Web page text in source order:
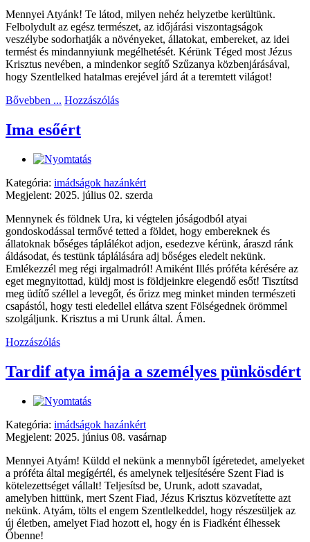
Mennyei Atyánk! Te látod, milyen nehéz helyzetbe kerültünk.
Felbolydult az egész természet, az időjárási viszontagságok
veszélybe sodorhatják a növényeket, állatokat, embereket, az idei
termést és mindannyiunk megélhetését. Kérünk Téged most Jézus
Krisztus nevében, a mindenkor segítő Szűzanya közbenjárásával,
hogy Szentlelked hatalmas erejével járd át a teremtett világot!
Bővebben ... Hozzászólás
Ima esőért
Kategória: imádságok hazánkért
Megjelent: 2025. július 02. szerda
Mennynek és földnek Ura, ki végtelen jóságodból atyai
gondoskodással termővé tetted a földet, hogy embereknek és
állatoknak bőséges táplálékot adjon, esedezve kérünk, áraszd ránk
áldásodat, és testünk táplálására adj bőséges eledelt nekünk.
Emlékezzél meg régi irgalmadról! Amiként Illés próféta kérésére az
eget megnyitottad, küldj most is földjeinkre elegendő esőt! Tisztítsd
meg üdítő széllel a levegőt, és őrizz meg minket minden természeti
csapástól, hogy testi eledellel ellátva szent Fölségednek örömmel
szolgáljunk. Krisztus a mi Urunk által. Ámen.
Hozzászólás
Tardif atya imája a személyes pünkösdért
Kategória: imádságok hazánkért
Megjelent: 2025. június 08. vasárnap
Mennyei Atyám! Küldd el nekünk a mennyből ígéretedet, amelyeket
a próféta által megígértél, és amelynek teljesítésére Szent Fiad is
kötelezettséget vállalt! Teljesítsd be, Urunk, adott szavadat,
amelyben hittünk, mert Szent Fiad, Jézus Krisztus közvetítette azt
nekünk. Atyám, tölts el engem Szentlelkeddel, hogy részesüljek az
új életben, amelyet Fiad hozott el, hogy én is Fiadként élhessek
Őbenne!